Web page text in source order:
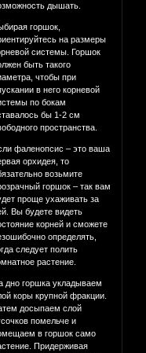
дышать.
горшок,
на размеры
системы. Горшок
быть такого
чтобы при
в него корневой
по бокам
бы 1-2 см
пространства.
фаленопсис – это ваша
орхидея, то
возьмите
горшок – так вам
проще ухаживать за
Вы будете видеть
корней и сможете
определять,
следует полить
растение.
дно горшка укладываем
коры крупной фракции.
досыпаем слой
помельче и
в горшок само
Придерживая